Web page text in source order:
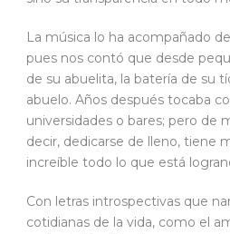
La música lo ha acompañado
pues nos contó que desde
de su abuelita, la batería de su
abuelo. Años después tocaba
universidades o bares; pero de
decir, dedicarse de lleno, tiene
increíble todo lo que está
Con letras introspectivas que
cotidianas de la vida, como el